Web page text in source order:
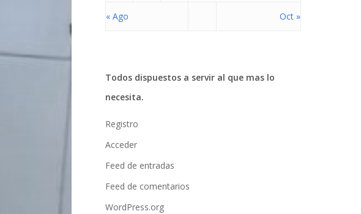
« Ago Oct »
Todos dispuestos a servir al que mas lo
necesita.
Registro
Acceder
Feed de entradas
Feed de comentarios
WordPress.org